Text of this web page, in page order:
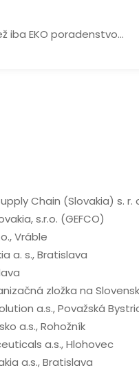
iba EKO poradenstvo...
Chain (Slovakia) s. r.
s.r.o. (GEFCO)
Vráble
a. s., Bratislava
zložka na
a.s., Považská
a.s., Rohožník
a.s., Hlohovec
a.s., Bratislava